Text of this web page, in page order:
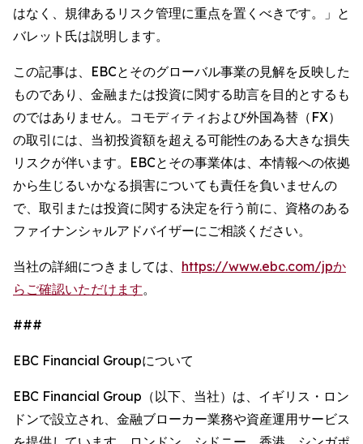
はなく、規律あるリスク管理に重点を置くべきです。」と
バレット氏は説明します。
この記事は、EBCとそのグローバル事業の見解を反映した
ものであり、金融または投資に関する助言を目的とするも
のではありません。コモディティおよび外国為替（FX）
の取引には、当初投資額を超える可能性のある大きな損失
リスクが伴います。EBCとその事業体は、本情報への依拠
から生じるいかなる損害についても責任を負いませんの
で、取引または投資に関する決定を行う前に、資格のある
ファイナンシャルアドバイザーにご相談ください。
当社の詳細につきましては、 https://www.ebc.com/jpか
らご確認いただけます。
###
EBC Financial Groupについて
EBC Financial Group（以下、当社）は、イギリス・ロン
ドンで設立され、金融ブローカー業務や資産運用サービス